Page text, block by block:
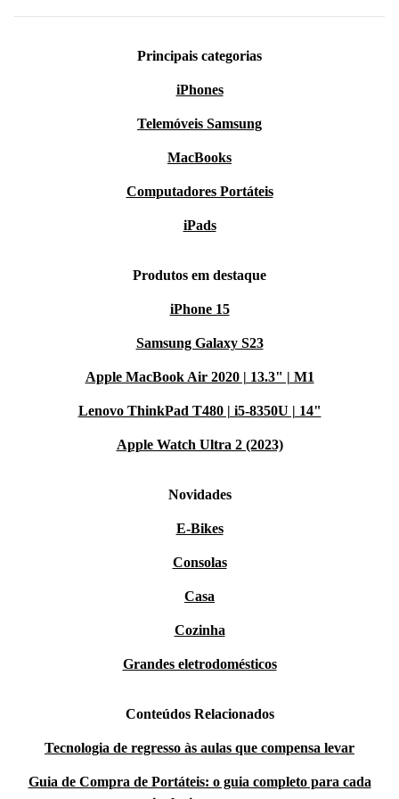
Principais categorias
iPhones
Telemóveis Samsung
MacBooks
Computadores Portáteis
iPads
Produtos em destaque
iPhone 15
Samsung Galaxy S23
Apple MacBook Air 2020 | 13.3" | M1
Lenovo ThinkPad T480 | i5-8350U | 14"
Apple Watch Ultra 2 (2023)
Novidades
E-Bikes
Consolas
Casa
Cozinha
Grandes eletrodomésticos
Conteúdos Relacionados
Tecnologia de regresso às aulas que compensa levar
Guia de Compra de Portáteis: o guia completo para cada